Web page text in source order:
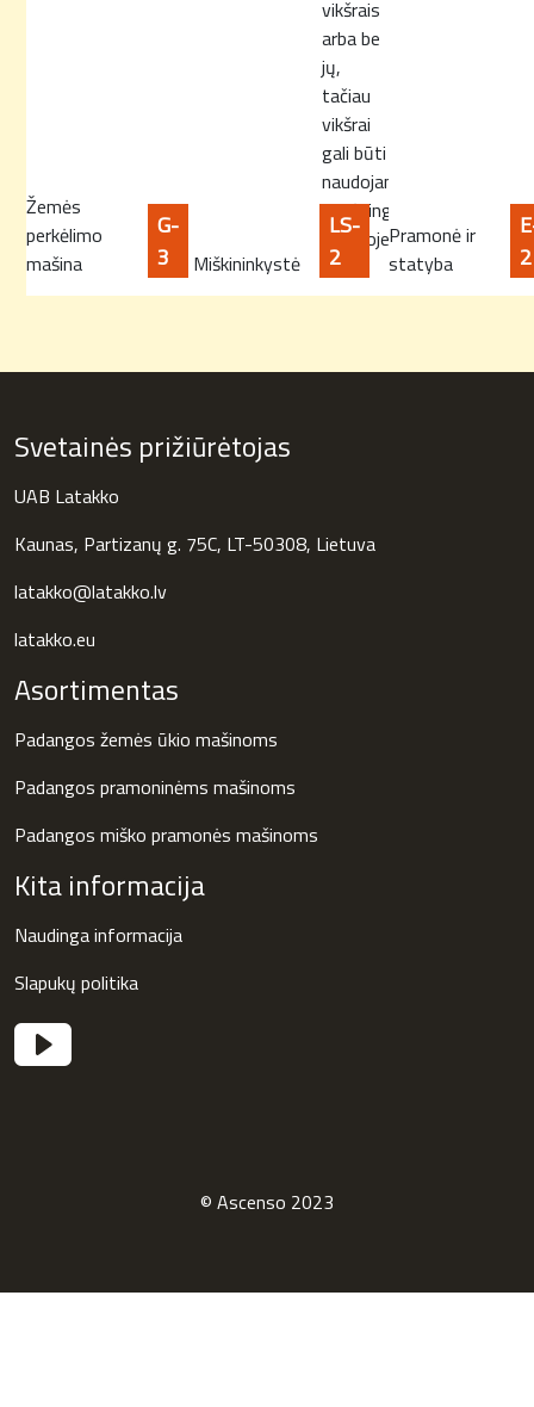
Žemės
perkėlimo
mašina
G-
3
vikšrais
arba be
jų,
tačiau
vikšrai
gali būti
naudojami
sudėtingesnėje
aplinkoje.
Miškininkystė
LS-
2
Pramonė ir
statyba
2
Svetainės prižiūrėtojas
UAB Latakko
Kaunas, Partizanų g. 75C, LT-50308, Lietuva
latakko@latakko.lv
latakko.eu
Asortimentas
Padangos žemės ūkio mašinoms
Padangos pramoninėms mašinoms
Padangos miško pramonės mašinoms
Kita informacija
Naudinga informacija
Slapukų politika
© Ascenso 2023